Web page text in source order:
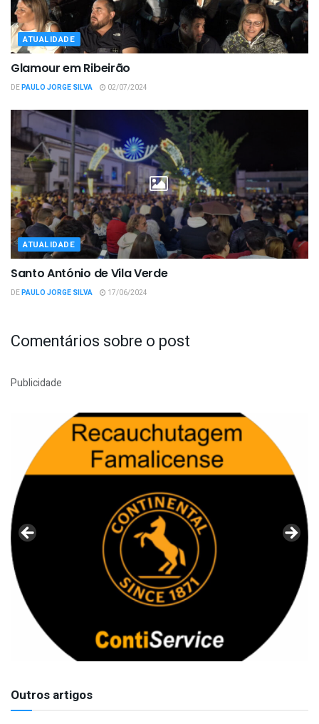
ATUALIDADE
Glamour em Ribeirão
DEPAULO JORGE SILVA 02/07/2024
ATUALIDADE
Santo António de Vila Verde
DEPAULO JORGE SILVA 17/06/2024
Comentários sobre o post
Publicidade
Outros artigos